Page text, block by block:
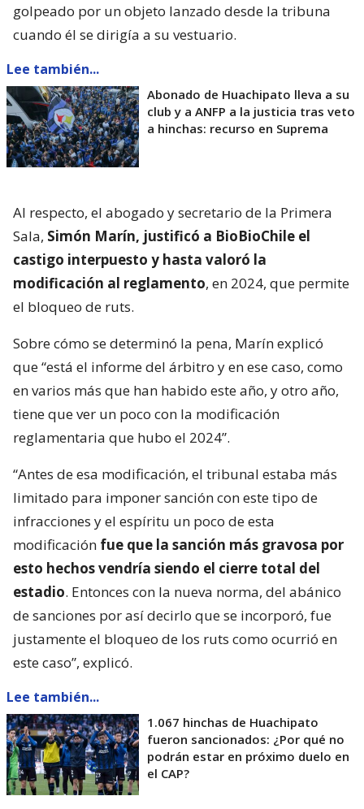
golpeado por un objeto lanzado desde la tribuna
cuando él se dirigía a su vestuario.
Lee también...
Abonado de Huachipato lleva a su
club y a ANFP a la justicia tras veto
a hinchas: recurso en Suprema
Al respecto, el abogado y secretario de la Primera
Sala, Simón Marín, justificó a BioBioChile el
castigo interpuesto y hasta valoró la
modificación al reglamento, en 2024, que permite
el bloqueo de ruts.
Sobre cómo se determinó la pena, Marín explicó
que “está el informe del árbitro y en ese caso, como
en varios más que han habido este año, y otro año,
tiene que ver un poco con la modificación
reglamentaria que hubo el 2024”.
“Antes de esa modificación, el tribunal estaba más
limitado para imponer sanción con este tipo de
infracciones y el espíritu un poco de esta
modificación fue que la sanción más gravosa por
esto hechos vendría siendo el cierre total del
estadio. Entonces con la nueva norma, del abánico
de sanciones por así decirlo que se incorporó, fue
justamente el bloqueo de los ruts como ocurrió en
este caso”, explicó.
Lee también...
1.067 hinchas de Huachipato
fueron sancionados: ¿Por qué no
podrán estar en próximo duelo en
el CAP?